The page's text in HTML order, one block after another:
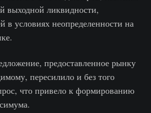
выходной ликвидности,
в условиях неопределенности на
предоставленное рынку
пересилило и без того
что привело к формированию